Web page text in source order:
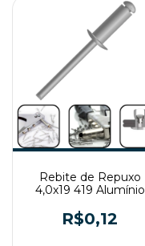
Rebite de Repuxo
4,0x19 419 Alumínio
R$0,12